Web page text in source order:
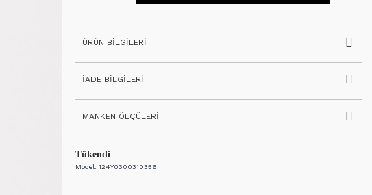
Tükendi
Model: 124Y0300310356
ÜRÜN BILGILERI
İADE BILGILERI
MANKEN ÖLÇÜLERI